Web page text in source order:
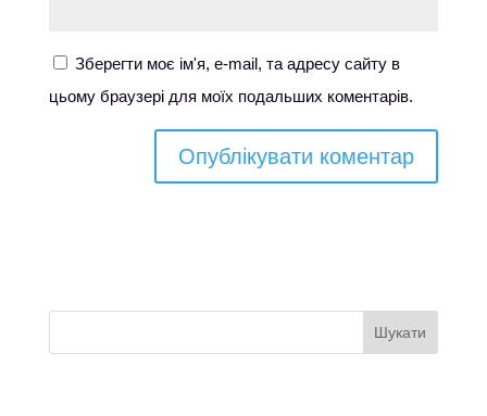
Зберегти моє ім'я, e-mail, та адресу сайту в
цьому браузері для моїх подальших коментарів.